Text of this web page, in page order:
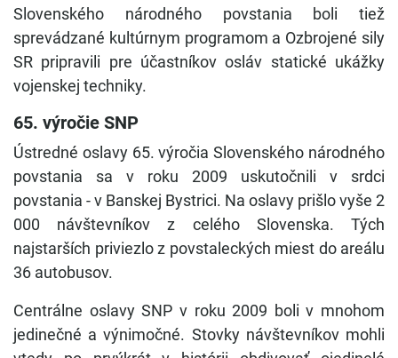
Slovenského národného povstania boli tiež
sprevádzané kultúrnym programom a Ozbrojené sily
SR pripravili pre účastníkov osláv statické ukážky
vojenskej techniky.
65. výročie SNP
Ústredné oslavy 65. výročia Slovenského národného
povstania sa v roku 2009 uskutočnili v srdci
povstania - v Banskej Bystrici. Na oslavy prišlo vyše 2
000 návštevníkov z celého Slovenska. Tých
najstarších priviezlo z povstaleckých miest do areálu
36 autobusov.
Centrálne oslavy SNP v roku 2009 boli v mnohom
jedinečné a výnimočné. Stovky návštevníkov mohli